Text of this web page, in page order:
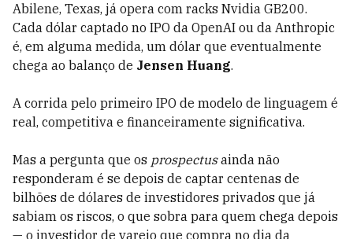
Abilene, Texas, já opera com racks Nvidia GB200.
Cada dólar captado no IPO da OpenAI ou da Anthropic
é, em alguma medida, um dólar que eventualmente
chega ao balanço de Jensen Huang.
A corrida pelo primeiro IPO de modelo de linguagem é
real, competitiva e financeiramente significativa.
Mas a pergunta que os prospectusainda não
responderam é se depois de captar centenas de
bilhões de dólares de investidores privados que já
sabiam os riscos, o que sobra para quem chega depois
— o investidor de varejo que compra no dia da